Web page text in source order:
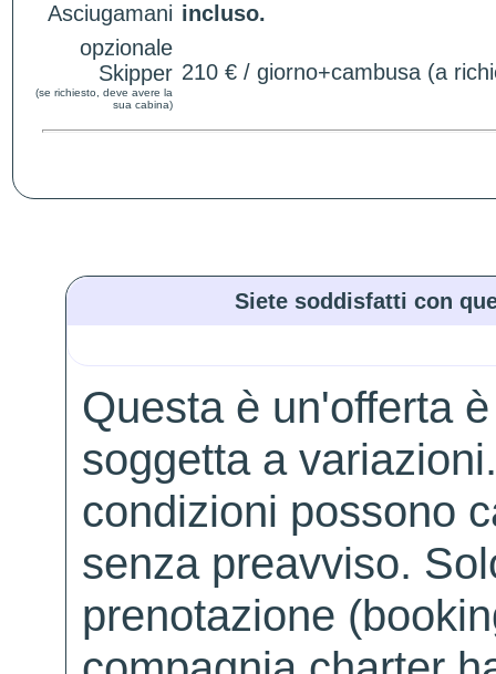
Asciugamani incluso.
opzionale
Skipper
(se richiesto, deve avere la
sua cabina)
210 € / giorno+cambusa (a
Siete soddisfatti con
Questa è un'offerta
soggetta a
condizioni possono
senza preavviso.
prenotazione